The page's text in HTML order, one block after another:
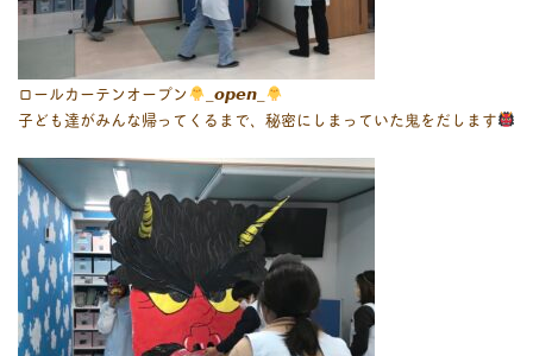
ロールカーテンオープン
_𝙤𝙥𝙚𝙣_
子ども達がみんな帰ってくるまで、秘密にしまっていた鬼をだします